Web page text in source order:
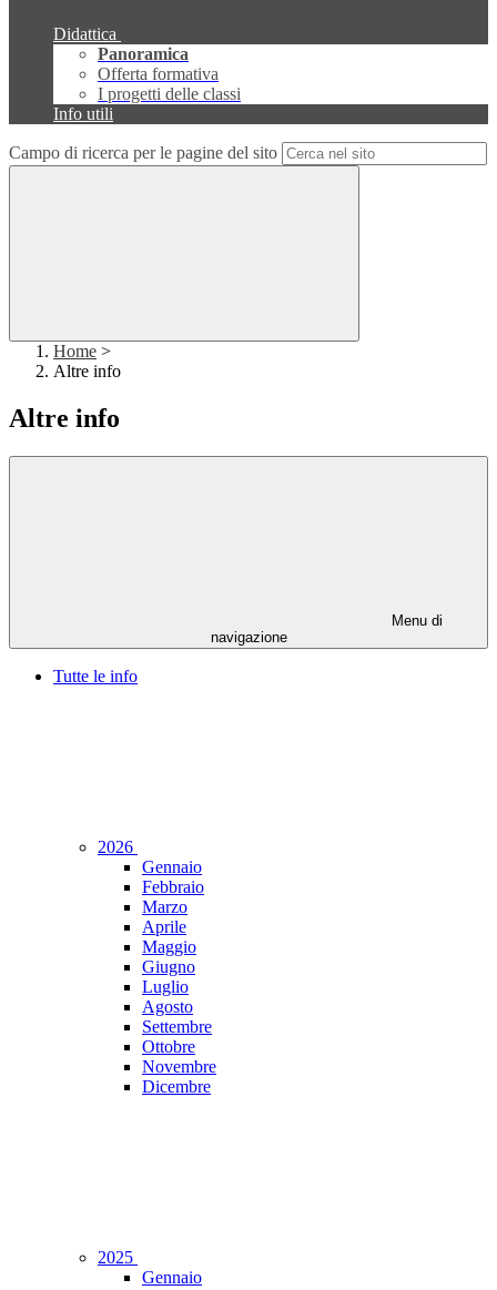
Didattica
Panoramica
Offerta formativa
I progetti delle classi
Info utili
Campo di ricerca per le pagine del sito
Home >
Altre info
Altre info
Menu di
navigazione
Tutte le info
2026
Gennaio
Febbraio
Marzo
Aprile
Maggio
Giugno
Luglio
Agosto
Settembre
Ottobre
Novembre
Dicembre
2025
Gennaio